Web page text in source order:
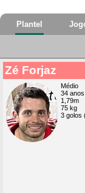
Plantel
Zé Forjaz
Médio
34 anos
1,79m
75 kg
3 golos